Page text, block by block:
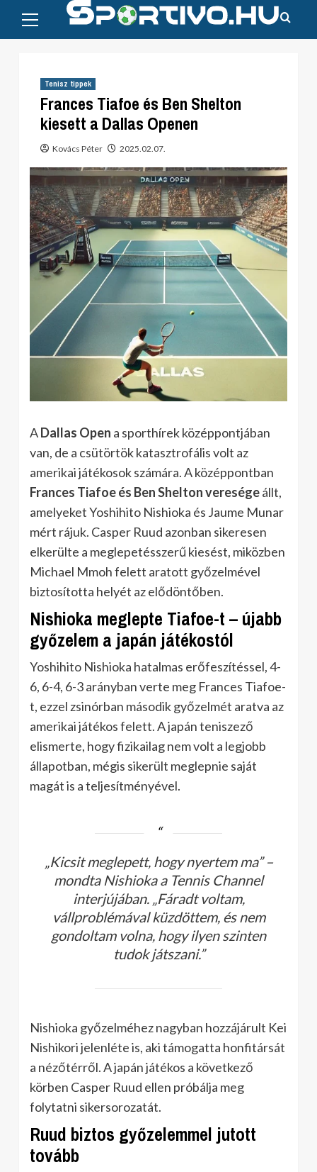
content
Menu
Tenisz tippek
Frances Tiafoe és Ben Shelton
kiesett a Dallas Openen
Kovács Péter 2025.02.07.
ADallas Open a sporthírek középpontjában
van, de a csütörtök katasztrofális volt az
amerikai játékosok számára. A középpontban
Frances Tiafoe és Ben Sheltonvereségeállt,
amelyeket Yoshihito Nishioka és Jaume Munar
mért rájuk. Casper Ruud azonban sikeresen
elkerülte a meglepetésszerű kiesést, miközben
Michael Mmoh felett aratott győzelmével
biztosította helyét az elődöntőben.
Nishioka meglepte Tiafoe-t – újabb
győzelem a japán játékostól
Yoshihito Nishioka hatalmas erőfeszítéssel, 4-
6, 6-4, 6-3 arányban verte meg Frances Tiafoe-
t, ezzel zsinórban második győzelmét aratva az
amerikai játékos felett. A japán teniszező
elismerte, hogy fizikailag nem volt a legjobb
állapotban, mégis sikerült meglepnie saját
magát is a teljesítményével.
„Kicsit meglepett, hogy nyertem ma”–
mondta Nishioka a Tennis Channel
interjújában. „Fáradt voltam,
vállproblémával küzdöttem, és nem
gondoltam volna, hogy ilyen szinten
tudok játszani.”
Nishioka győzelméhez nagyban hozzájárult Kei
Nishikori jelenléte is, aki támogatta honfitársát
a nézőtérről. A japán játékos a következő
körben Casper Ruud ellen próbálja meg
folytatni sikersorozatát.
Ruud biztos győzelemmel jutott
tovább